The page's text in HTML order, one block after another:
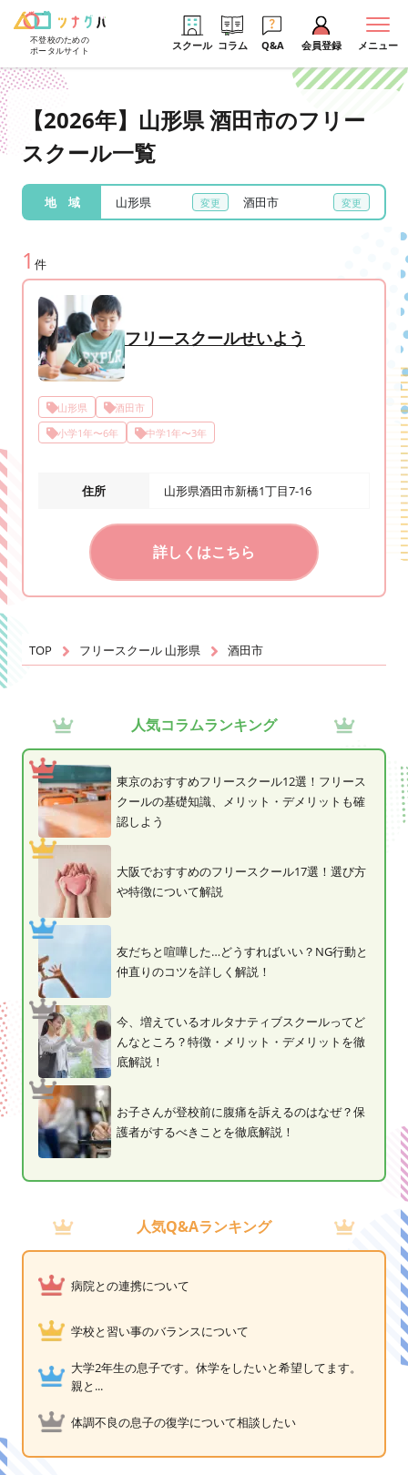
不登校のための
ポータルサイト
スクール コラム Q&A 会員登録 メニュー
【2026年】山形県 酒田市のフリー
スクール一覧
地 域 山形県 酒田市
1 件
フリースクールせいよう
山形県
酒田市
小学1年〜6年
中学1年〜3年
住所 山形県酒田市新橋1丁目7-16
詳しくはこちら
TOP フリースクール 山形県 酒田市
人気コラムランキング
東京のおすすめフリースクール12選！フリース
クールの基礎知識、メリット・デメリットも確
認しよう
大阪でおすすめのフリースクール17選！選び方
や特徴について解説
友だちと喧嘩した…どうすればいい？NG行動と
仲直りのコツを詳しく解説！
今、増えているオルタナティブスクールってど
んなところ？特徴・メリット・デメリットを徹
底解説！
お子さんが登校前に腹痛を訴えるのはなぜ？保
護者がするべきことを徹底解説！
人気Q&Aランキング
病院との連携について
学校と習い事のバランスについて
大学2年生の息子です。休学をしたいと希望してます。
親と...
体調不良の息子の復学について相談したい